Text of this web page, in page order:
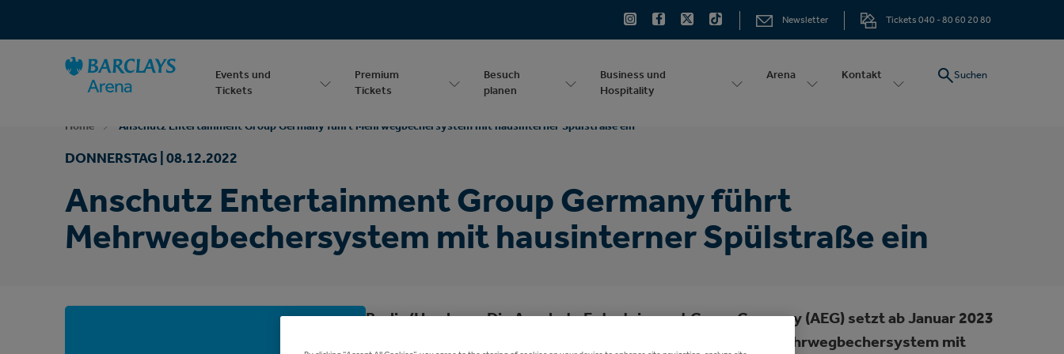
Barrierefreiheit
Newsletter Tickets 040 - 80 60 20 80
Events und
Tickets
Premium
Tickets
Besuch
planen
Business und
Hospitality
Arena Kontakt Suchen
Home Anschutz Entertainment Group Germany führt Mehrwegbechersystem mit hausinterner Spülstraße ein
DONNERSTAG | 08.12.2022
Anschutz Entertainment Group Germany führt
Mehrwegbechersystem mit hausinterner Spülstraße ein
Berlin/Hamburg. Die Anschutz Entertainment Group Germany (AEG) setzt ab Januar 2023
in ihren deutschen Spielstätten auf ein selbstbetriebenes Mehrwegbechersystem mit